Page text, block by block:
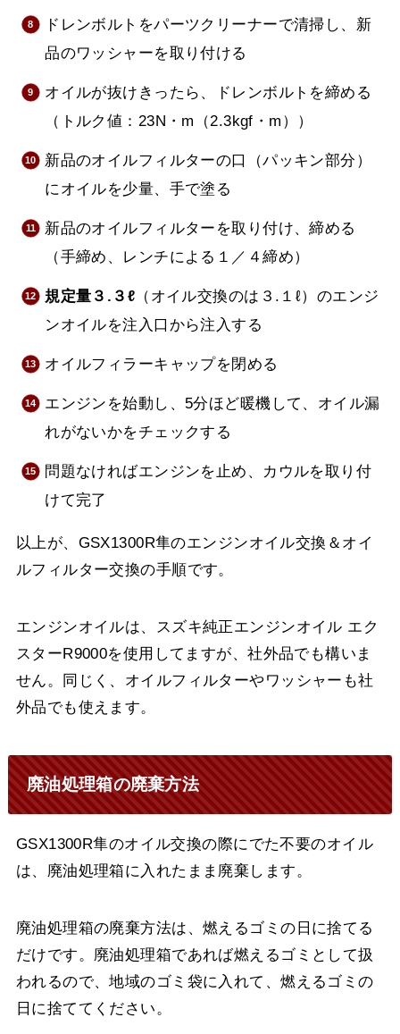
ドレンボルトをパーツクリーナーで清掃し、新
品のワッシャーを取り付ける
オイルが抜けきったら、ドレンボルトを締める
（トルク値：23N・m（2.3kgf・m））
新品のオイルフィルターの口（パッキン部分）
にオイルを少量、手で塗る
新品のオイルフィルターを取り付け、締める
（手締め、レンチによる１／４締め）
規定量３.３ℓ （オイル交換のは３.１ℓ）のエンジ
ンオイルを注入口から注入する
オイルフィラーキャップを閉める
エンジンを始動し、5分ほど暖機して、オイル漏
れがないかをチェックする
問題なければエンジンを止め、カウルを取り付
けて完了
以上が、GSX1300R隼のエンジンオイル交換＆オイ
ルフィルター交換の手順です。
エンジンオイルは、スズキ純正エンジンオイル エク
スターR9000を使用してますが、社外品でも構いま
せん。同じく、オイルフィルターやワッシャーも社
外品でも使えます。
廃油処理箱の廃棄方法
GSX1300R隼のオイル交換の際にでた不要のオイル
は、廃油処理箱に入れたまま廃棄します。
廃油処理箱の廃棄方法は、燃えるゴミの日に捨てる
だけです。廃油処理箱であれば燃えるゴミとして扱
われるので、地域のゴミ袋に入れて、燃えるゴミの
日に捨ててください。